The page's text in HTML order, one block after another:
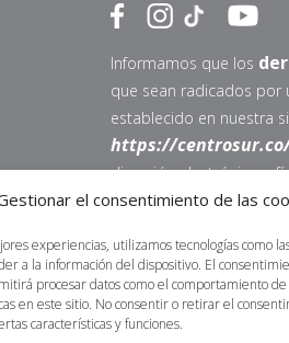
el consentimiento de las
experiencias, utilizamos tecnologías como
a la información del dispositivo. El
procesar datos como el comportamiento de
en este sitio. No consentir o retirar el
características y funciones.
Informamos que los
que sean radicados por
establecido en nuestra
https://
dirección electrónica o
notificaciones judiciales
contactarnos por
nuestro propósito es
requerimientos en la